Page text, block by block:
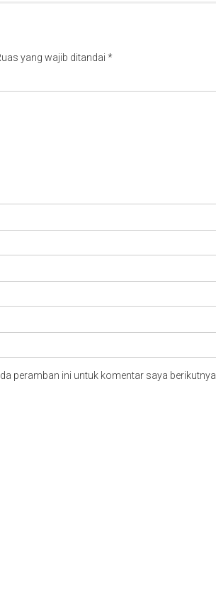
yang wajib ditandai *
peramban ini untuk komentar saya berikutnya.